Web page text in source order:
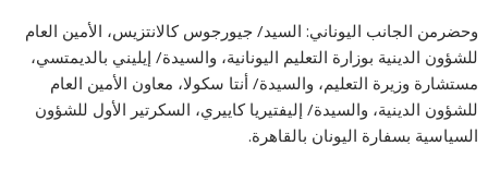
وحضرمن الجانب اليوناني: السيد/ جيورجوس كالانتزيس، الأمين العام
للشؤون الدينية بوزارة التعليم اليونانية، والسيدة/ إيليني بالديمتسي،
مستشارة وزيرة التعليم، والسيدة/ أنتا سكولا، معاون الأمين العام
للشؤون الدينية، والسيدة/ إليفتيريا كاييري، السكرتير الأول للشؤون
السياسية بسفارة اليونان بالقاهرة.